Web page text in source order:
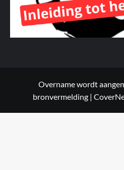
Overname wordt
bronvermelding |